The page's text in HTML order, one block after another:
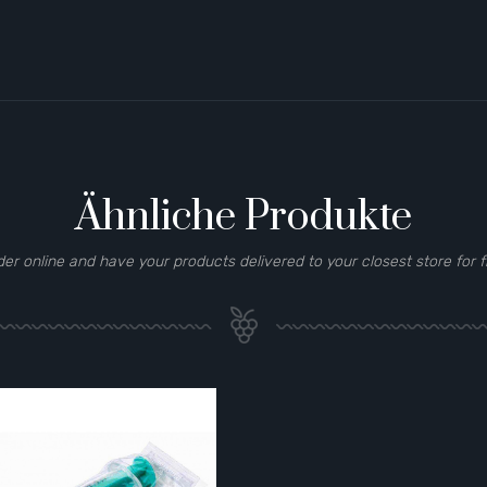
Ähnliche Produkte
online and have your products delivered to your closest store for